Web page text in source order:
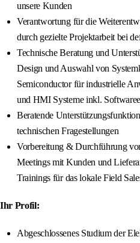
unsere Kunden
Verantwortung für die
durch gezielte Projektarbeit bei
Technische Beratung und
Design und Auswahl von
Semiconductor für industrielle
und HMI Systeme inkl.
Beratende
technischen Fragestellungen
Vorbereitung & Durchführung
Meetings mit Kunden und
Trainings für das lokale Field
Ihr Profil:
Abgeschlossenes Studium der